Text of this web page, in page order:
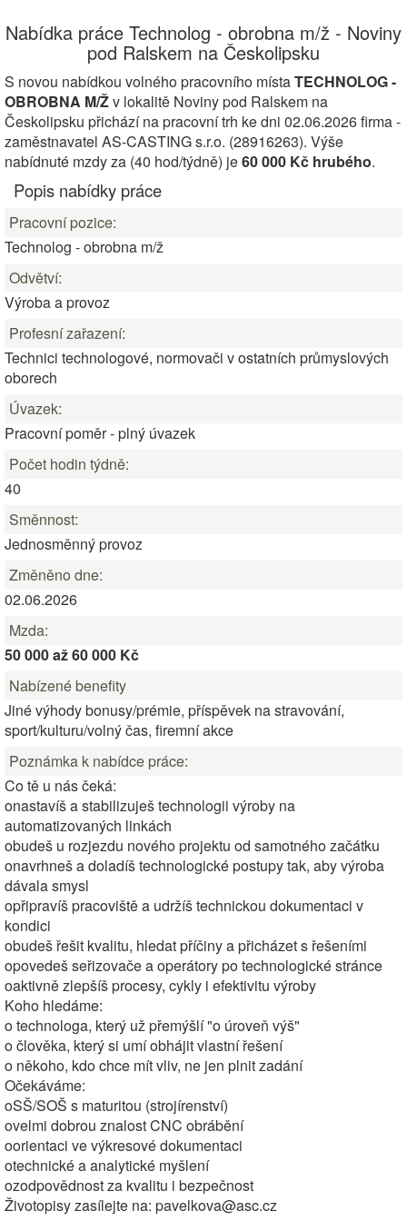
Nabídka práce Technolog - obrobna m/ž - Noviny
pod Ralskem na Českolipsku
S novou nabídkou volného pracovního místaTECHNOLOG -
OBROBNA M/Žv lokalitě Noviny pod Ralskem na
Českolipsku přichází na pracovní trh ke dni 02.06.2026 firma -
zaměstnavatel AS-CASTING s.r.o. (28916263). Výše
nabídnuté mzdy za (40 hod/týdně) je60 000 Kč hrubého.
Popis nabídky práce
Pracovní pozice:
Technolog - obrobna m/ž
Odvětví:
Výroba a provoz
Profesní zařazení:
Technici technologové, normovači v ostatních průmyslových
oborech
Úvazek:
Pracovní poměr - plný úvazek
Počet hodin týdně:
40
Směnnost:
Jednosměnný provoz
Změněno dne:
02.06.2026
Mzda:
50 000 až 60 000 Kč
Nabízené benefity
Jiné výhody bonusy/prémie, příspěvek na stravování,
sport/kulturu/volný čas, firemní akce
Poznámka k nabídce práce:
Co tě u nás čeká:
onastavíš a stabilizuješ technologii výroby na
automatizovaných linkách
obudeš u rozjezdu nového projektu od samotného začátku
onavrhneš a doladíš technologické postupy tak, aby výroba
dávala smysl
opřipravíš pracoviště a udržíš technickou dokumentaci v
kondici
obudeš řešit kvalitu, hledat příčiny a přicházet s řešeními
opovedeš seřizovače a operátory po technologické stránce
oaktivně zlepšíš procesy, cykly i efektivitu výroby
Koho hledáme:
o technologa, který už přemýšlí "o úroveň výš"
o člověka, který si umí obhájit vlastní řešení
o někoho, kdo chce mít vliv, ne jen plnit zadání
Očekáváme:
oSŠ/SOŠ s maturitou (strojírenství)
ovelmi dobrou znalost CNC obrábění
oorientaci ve výkresové dokumentaci
otechnické a analytické myšlení
ozodpovědnost za kvalitu i bezpečnost
Životopisy zasílejte na: pavelkova@asc.cz